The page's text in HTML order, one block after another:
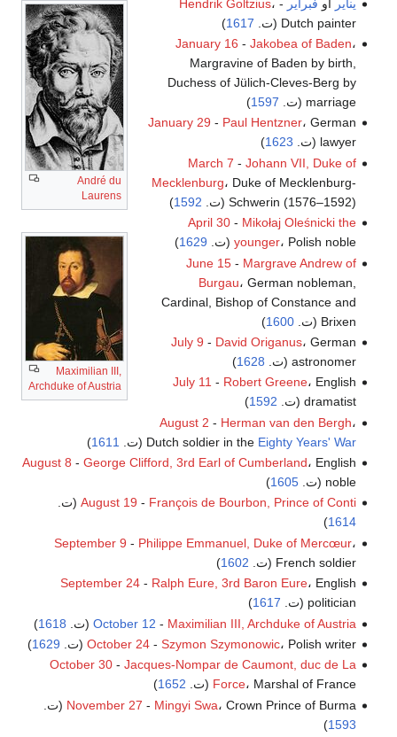
André du
Laurens
Maximilian III,
Archduke of Austria
يناير أو فبراير -
Hendrik Goltzius،
Dutch painter (ت.
1617
)
January 16 - Jakobea of Baden،
Margravine of Baden by birth,
Duchess of Jülich-Cleves-Berg by
marriage (ت.
1597
)
January 29 - Paul Hentzner، German
lawyer (ت.
1623
)
March 7 - Johann VII, Duke of
Mecklenburg، Duke of Mecklenburg-
Schwerin (1576–1592) (ت.
1592
)
April 30- Mikołaj Oleśnicki the
younger، Polish noble (ت. 1629
)
June 15- Margrave Andrew of
Burgau، German nobleman,
Cardinal, Bishop of Constance and
Brixen (ت.
1600
)
July 9 - David Origanus، German
astronomer (ت.
1628
)
July 11 - Robert Greene، English
dramatist (ت.
1592
)
August 2 - Herman van den Bergh،
Dutch soldier in the Eighty Years' War (ت. 1611
)
August 8 - George Clifford, 3rd Earl of Cumberland، English
noble (ت.
1605
)
August 19 - François de Bourbon, Prince of Conti
(ت.
1614
)
September 9 - Philippe Emmanuel, Duke of Mercœur،
French soldier (ت.
1602
)
September 24- Ralph Eure, 3rd Baron Eure، English
politician (ت.
1617
)
October 12 - Maximilian III, Archduke of Austria (ت. 1618
)
October 24- Szymon Szymonowic، Polish writer (ت. 1629
)
October 30- Jacques-Nompar de Caumont, duc de La
Force، Marshal of France (ت. 1652
)
November 27 - Mingyi Swa، Crown Prince of Burma (ت.
1593
)